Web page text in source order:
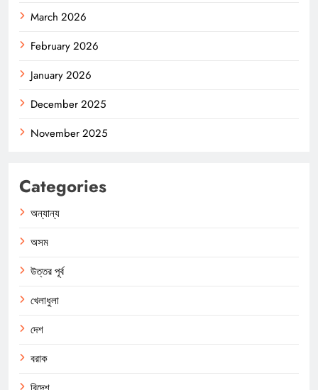
March 2026
February 2026
January 2026
December 2025
November 2025
Categories
অন্যান্য
অসম
উত্তর পূর্ব
খেলাধুলা
দেশ
বরাক